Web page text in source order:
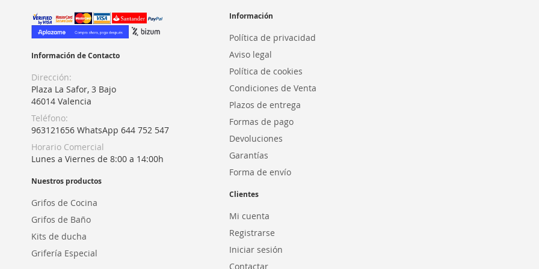
Información de Contacto
Dirección:
Plaza La Safor, 3 Bajo
46014 Valencia
Teléfono:
963121656 WhatsApp 644 752 547
Horario Comercial
Lunes a Viernes de 8:00 a 14:00h
Nuestros productos
Grifos de Cocina
Grifos de Baño
Kits de ducha
Grifería Especial
Información
Política de privacidad
Aviso legal
Política de cookies
Condiciones de Venta
Plazos de entrega
Formas de pago
Devoluciones
Garantías
Forma de envío
Clientes
Mi cuenta
Registrarse
Iniciar sesión
Contactar